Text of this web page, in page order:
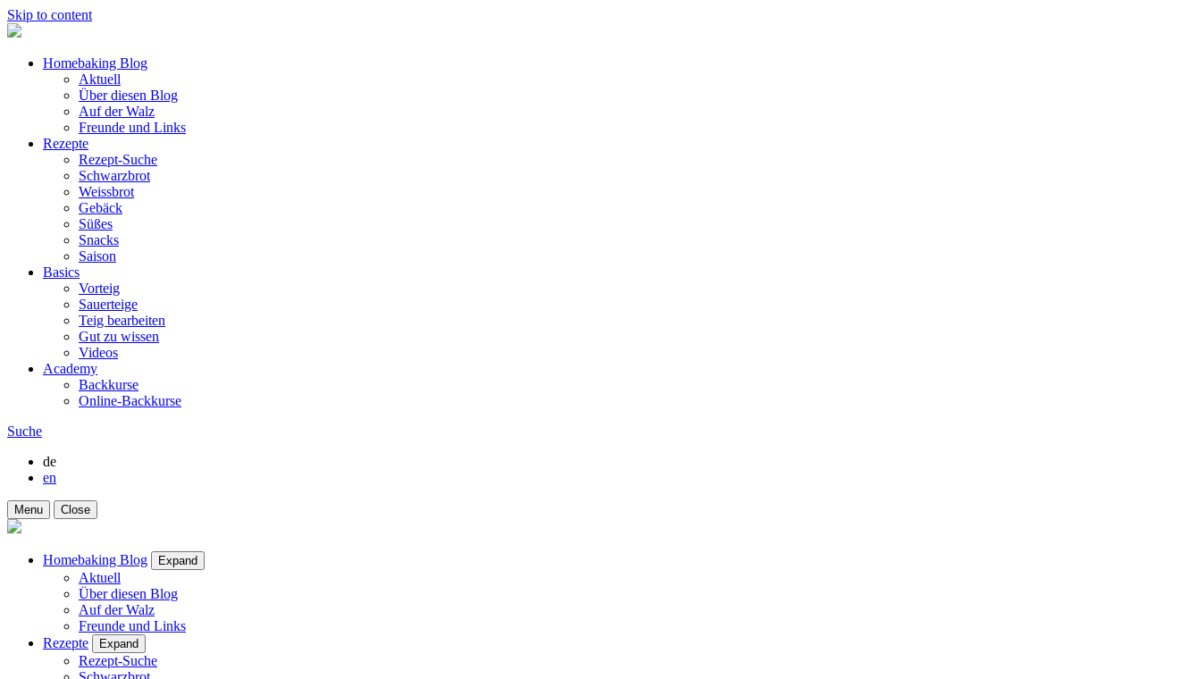
Skip to content
Homebaking Blog
Aktuell
Über diesen Blog
Auf der Walz
Freunde und Links
Rezepte
Rezept-Suche
Schwarzbrot
Weissbrot
Gebäck
Süßes
Snacks
Saison
Basics
Vorteig
Sauerteige
Teig bearbeiten
Gut zu wissen
Videos
Academy
Backkurse
Online-Backkurse
Suche
de
en
Menu Close
Homebaking Blog Expand
Aktuell
Über diesen Blog
Auf der Walz
Freunde und Links
Rezepte
Expand
Rezept-Suche